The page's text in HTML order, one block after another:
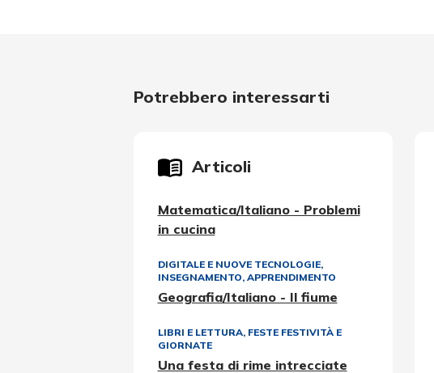
Potrebbero interessarti
Articoli
Matematica/Italiano - Problemi
in cucina
DIGITALE E NUOVE TECNOLOGIE,
INSEGNAMENTO, APPRENDIMENTO
Geografia/Italiano - Il fiume
LIBRI E LETTURA, FESTE FESTIVITÀ E
GIORNATE
Una festa di rime intrecciate